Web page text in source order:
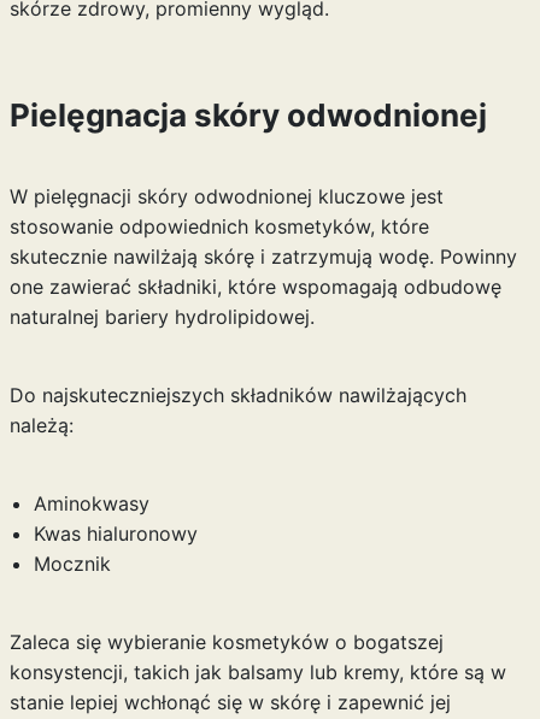
skórze zdrowy, promienny wygląd.
Pielęgnacja skóry odwodnionej
W pielęgnacji skóry odwodnionej kluczowe jest
stosowanie odpowiednich kosmetyków, które
skutecznie nawilżają skórę i zatrzymują wodę. Powinny
one zawierać składniki, które wspomagają odbudowę
naturalnej bariery hydrolipidowej.
Do najskuteczniejszych składników nawilżających
należą:
Aminokwasy
Kwas hialuronowy
Mocznik
Zaleca się wybieranie kosmetyków o bogatszej
konsystencji, takich jak balsamy lub kremy, które są w
stanie lepiej wchłonąć się w skórę i zapewnić jej